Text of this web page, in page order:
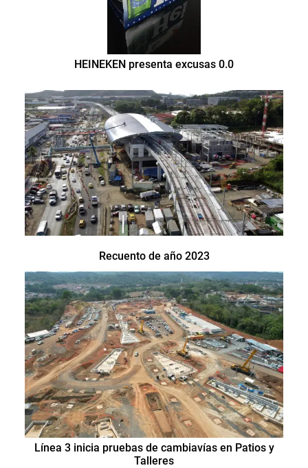
HEINEKEN presenta excusas 0.0
Recuento de año 2023
Línea 3 inicia pruebas de cambiavías en Patios y
Talleres